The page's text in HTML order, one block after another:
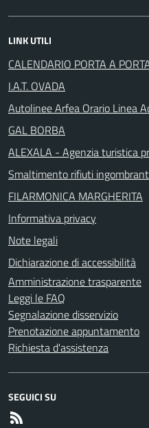
LINK UTILI
CALENDARIO PORTA A
I.A.T. OVADA
Autolinee Arfea Orario Linea
GAL BORBA
ALEXALA - Agenzia turistica
Smaltimento rifiuti
FILARMONICA MARGHERITA
Informativa privacy
Note legali
Dichiarazione di accessibilità
Amministrazione trasparente
Leggi le FAQ
Segnalazione disservizio
Prenotazione appuntamento
Richiesta d'assistenza
SEGUICI SU